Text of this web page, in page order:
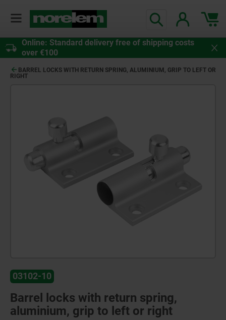
Online: Standard delivery free of shipping costs
over €100
BARREL LOCKS WITH RETURN SPRING, ALUMINIUM, GRIP TO LEFT OR
RIGHT
03102-10
Barrel locks with return spring,
aluminium, grip to left or right